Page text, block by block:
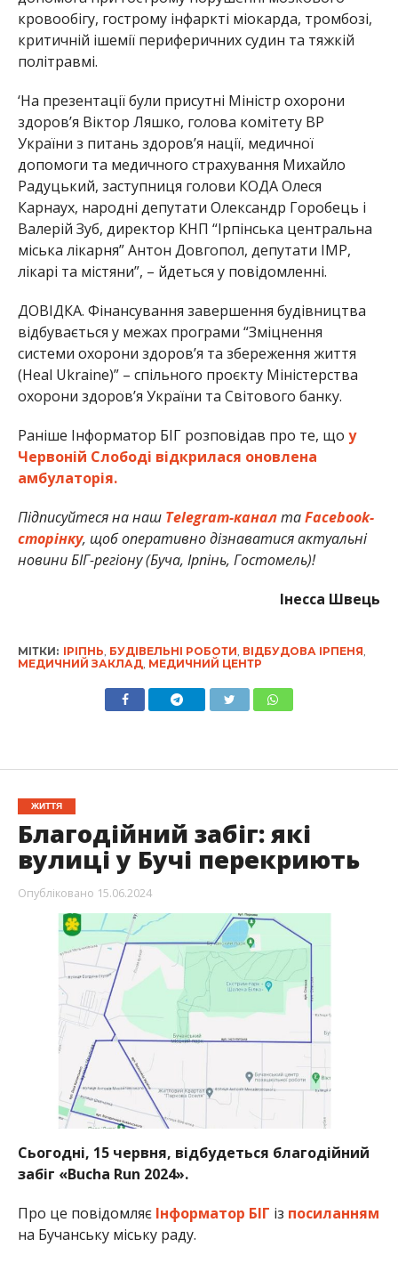
кровообігу, гострому інфаркті міокарда, тромбозі,
критичній ішемії периферичних судин та тяжкій
політравмі.
‘На презентації були присутні Міністр охорони
здоров’я Віктор Ляшко, голова комітету ВР
України з питань здоров’я нації, медичної
допомоги та медичного страхування Михайло
Радуцький, заступниця голови КОДА Олеся
Карнаух, народні депутати Олександр Горобець і
Валерій Зуб, директор КНП “Ірпінська центральна
міська лікарня” Антон Довгопол, депутати ІМР,
лікарі та містяни”, – йдеться у повідомленні.
ДОВІДКА. Фінансування завершення будівництва
відбувається у межах програми “Зміцнення
системи охорони здоров’я та збереження життя
(Heal Ukraine)” – спільного проєкту Міністерства
охорони здоровʼя України та Світового банку.
Раніше Інформатор БІГ розповідав про те, що у
Червоній Слободі відкрилася оновлена
амбулаторія.
Підписуйтеся на наш Telegram-канал таFacebook-
сторінку, щоб оперативно дізнаватися актуальні
новини БІГ-регіону (Буча, Ірпінь, Гостомель)!
Інесса Швець
МІТКИ: ІРІПНЬ, БУДІВЕЛЬНІ РОБОТИ, ВІДБУДОВА ІРПЕНЯ,
МЕДИЧНИЙ ЗАКЛАД, МЕДИЧНИЙ ЦЕНТР
ЖИТТЯ
Благодійний забіг: які
вулиці у Бучі перекриють
Опубліковано 15.06.2024
Сьогодні, 15 червня, відбудеться благодійний
забіг «Bucha Run 2024».
Про це повідомляє Інформатор БІГ із посиланням
на Бучанську міську раду.